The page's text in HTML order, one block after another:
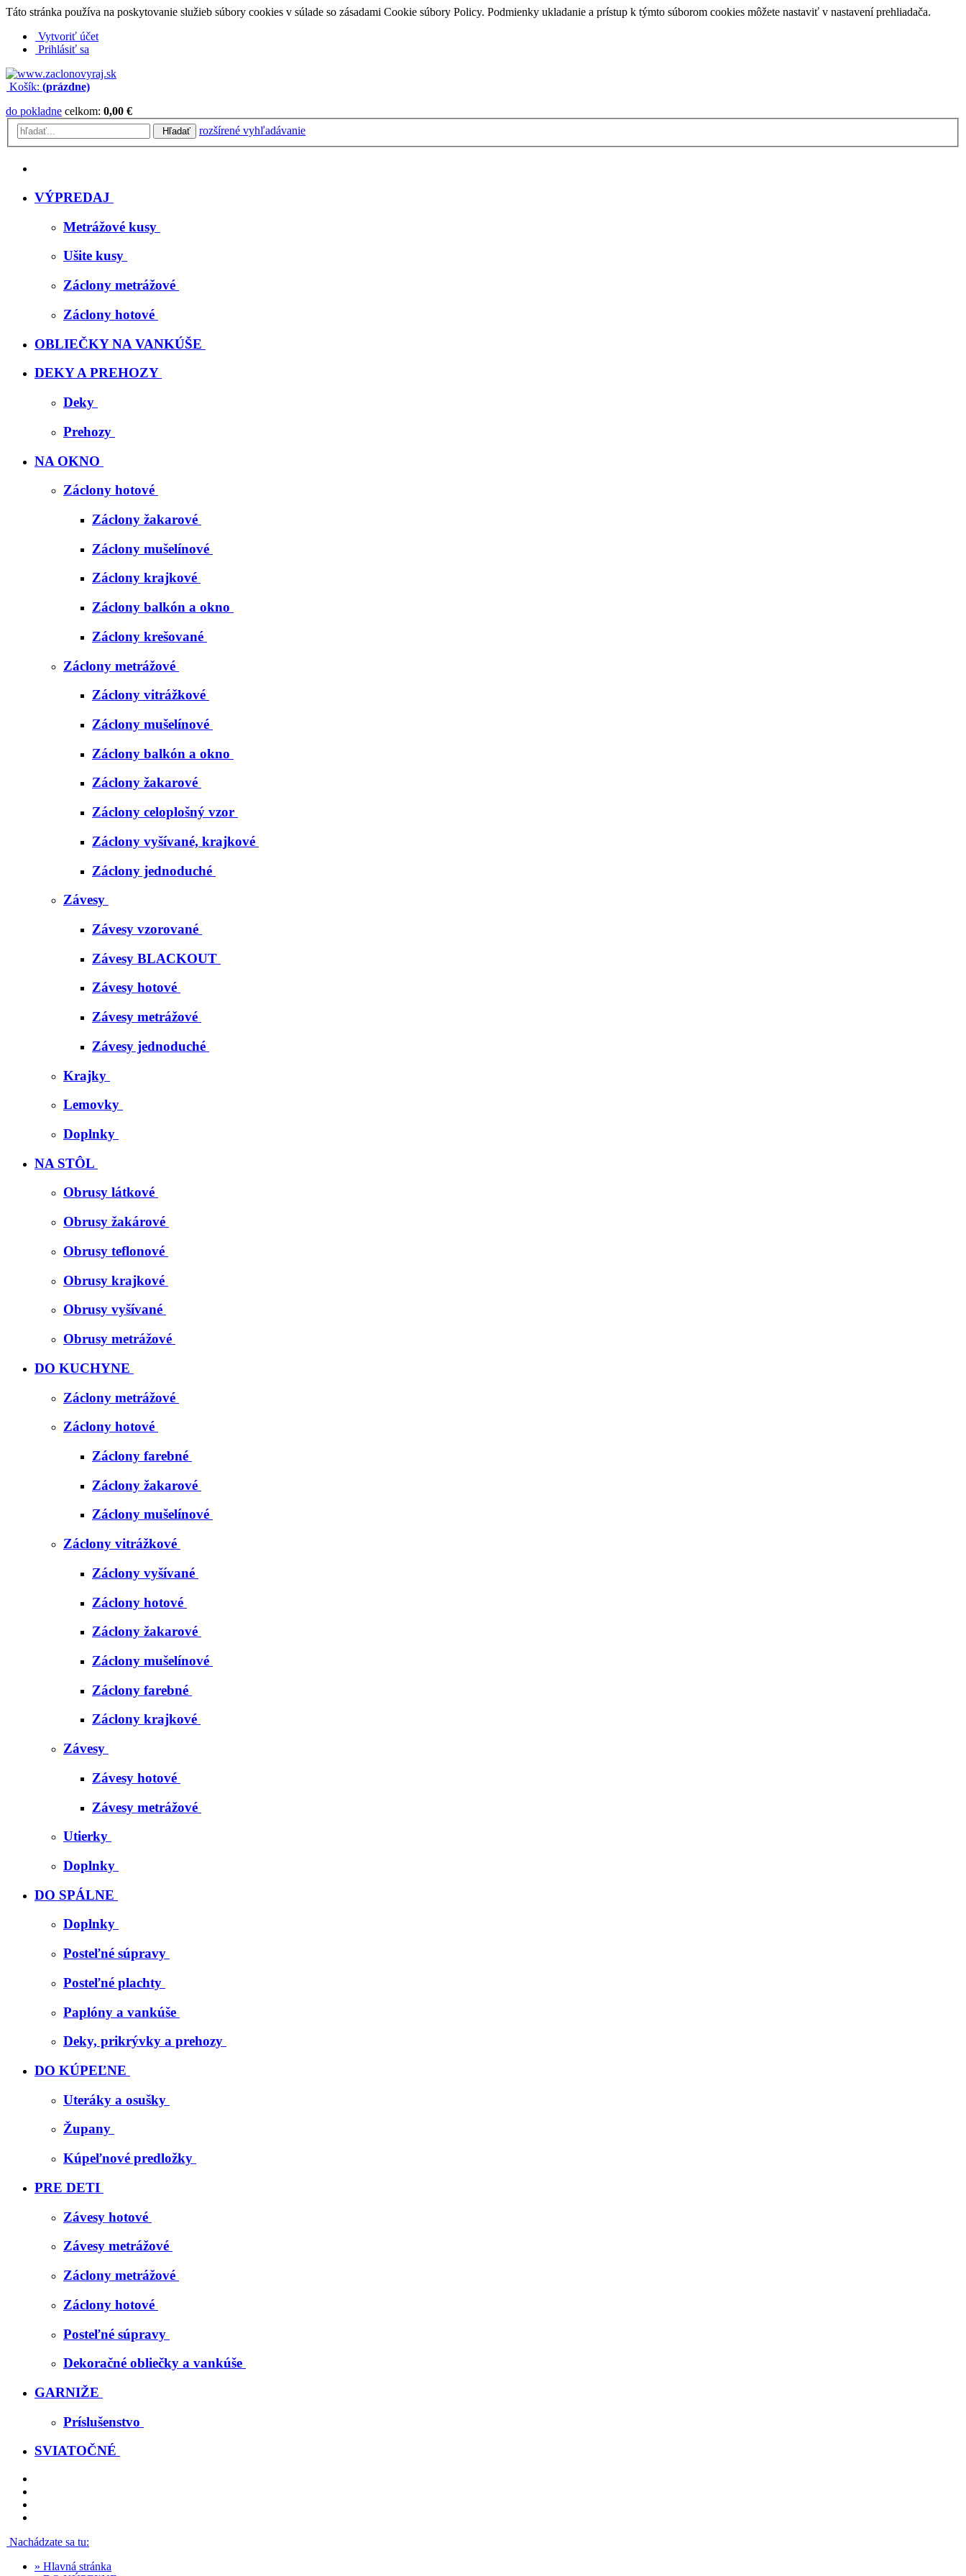
Táto stránka používa na poskytovanie služieb súbory cookies v súlade so zásadami Cookie súbory Policy. Podmienky ukladanie a prístup k týmto súborom cookies môžete nastaviť v nastavení prehliadača.
Vytvoriť účet
Prihlásiť sa
Košík: (prázdne)
do pokladne celkom: 0,00 €
Hľadať rozšírené vyhľadávanie
VÝPREDAJ
Metrážové kusy
Ušite kusy
Záclony metrážové
Záclony hotové
OBLIEČKY NA VANKÚŠE
DEKY A PREHOZY
Deky
Prehozy
NA OKNO
Záclony hotové
Záclony žakarové
Záclony mušelínové
Záclony krajkové
Záclony balkón a okno
Záclony krešované
Záclony metrážové
Záclony vitrážkové
Záclony mušelínové
Záclony balkón a okno
Záclony žakarové
Záclony celoplošný vzor
Záclony vyšívané, krajkové
Záclony jednoduché
Závesy
Závesy vzorované
Závesy BLACKOUT
Závesy hotové
Závesy metrážové
Závesy jednoduché
Krajky
Lemovky
Doplnky
NA STÔL
Obrusy látkové
Obrusy žakárové
Obrusy teflonové
Obrusy krajkové
Obrusy vyšívané
Obrusy metrážové
DO KUCHYNE
Záclony metrážové
Záclony hotové
Záclony farebné
Záclony žakarové
Záclony mušelínové
Záclony vitrážkové
Záclony vyšívané
Záclony hotové
Záclony žakarové
Záclony mušelínové
Záclony farebné
Záclony krajkové
Závesy
Závesy hotové
Závesy metrážové
Utierky
Doplnky
DO SPÁLNE
Doplnky
Posteľné súpravy
Posteľné plachty
Paplóny a vankúše
Deky, prikrývky a prehozy
DO KÚPEĽNE
Uteráky a osušky
Župany
Kúpeľnové predložky
PRE DETI
Závesy hotové
Závesy metrážové
Záclony metrážové
Záclony hotové
Posteľné súpravy
Dekoračné obliečky a vankúše
GARNIŽE
Príslušenstvo
SVIATOČNÉ
Nachádzate sa tu:
» Hlavná stránka